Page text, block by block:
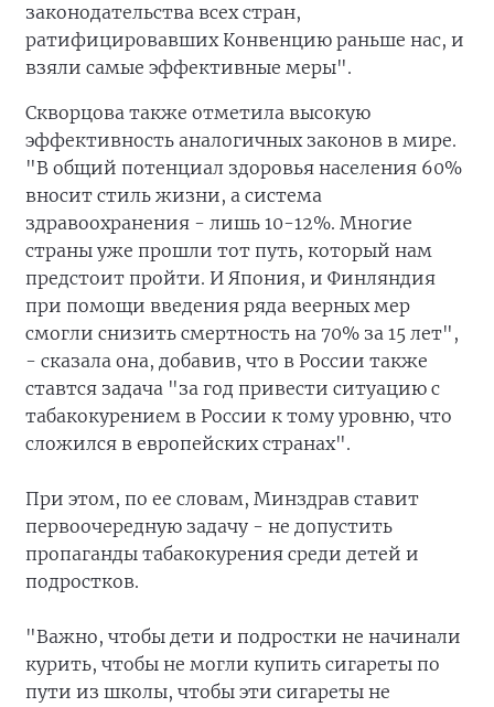
законодательства всех стран,
ратифицировавших Конвенцию раньше нас, и
взяли самые эффективные меры".
Скворцова также отметила высокую
эффективность аналогичных законов в мире.
"В общий потенциал здоровья населения 60%
вносит стиль жизни, а система
здравоохранения - лишь 10-12%. Многие
страны уже прошли тот путь, который нам
предстоит пройти. И Япония, и Финляндия
при помощи введения ряда веерных мер
смогли снизить смертность на 70% за 15 лет",
- сказала она, добавив, что в России также
ставтся задача "за год привести ситуацию с
табакокурением в России к тому уровню, что
сложился в европейских странах".
При этом, по ее словам, Минздрав ставит
первоочередную задачу - не допустить
пропаганды табакокурения среди детей и
подростков.
"Важно, чтобы дети и подростки не начинали
курить, чтобы не могли купить сигареты по
пути из школы, чтобы эти сигареты не